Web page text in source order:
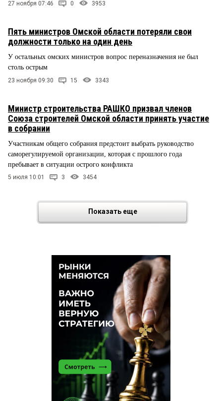
27 ноября 07:46 0 3953
Пять министров Омской области потеряли свои
должности только на один день
У остальных омских министров вопрос переназначения не был
столь острым
23 ноября 09:30 15 3343
Министр строительства РАШКО призвал членов
Союза строителей Омской области принять участие
в собрании
Участникам общего собрания предстоит выбрать руководство
саморегулируемой организации, которая с прошлого года
пребывает в ситуации острого конфликта
5 июля 10:01 3 3454
Показать еще